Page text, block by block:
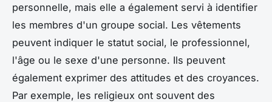
personnelle, mais elle a également servi à identifier
les membres d'un groupe social. Les vêtements
peuvent indiquer le statut social, le professionnel,
l'âge ou le sexe d'une personne. Ils peuvent
également exprimer des attitudes et des croyances.
Par exemple, les religieux ont souvent des